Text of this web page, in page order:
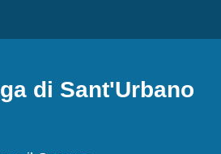
Sant'Urbano